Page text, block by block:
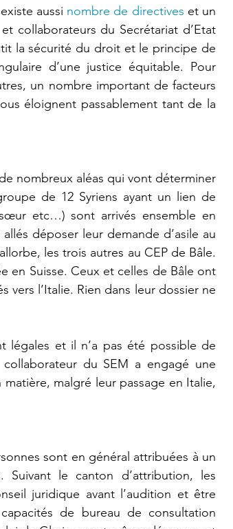
aussi nombre de directives
collaborateurs du Secrétariat d’Etat
la sécurité du droit et le principe de
d’une justice équitable. Pour
un nombre important de facteurs
éloignent passablement tant de la
nombreux aléas qui vont déterminer
de 12 Syriens ayant un lien de
etc…) sont arrivés ensemble en
déposer leur demande d’asile au
les trois autres au CEP de Bâle.
en Suisse. Ceux et celles de Bâle ont
vers l’Italie. Rien dans leur dossier ne
légales et il n’a pas été possible de
du SEM a engagé une
malgré leur passage en Italie,
sont en général attribuées à un
Suivant le canton d’attribution, les
juridique avant l’audition et être
de bureau de consultation